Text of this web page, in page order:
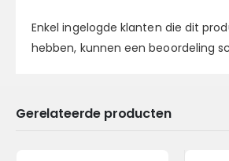
Enkel ingelogde klanten die dit
hebben, kunnen een beoordeling
Gerelateerde producten